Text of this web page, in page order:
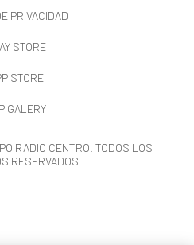
PRIVACIDAD
STORE
STORE
GALERY
RADIO CENTRO. TODOS LOS
RESERVADOS